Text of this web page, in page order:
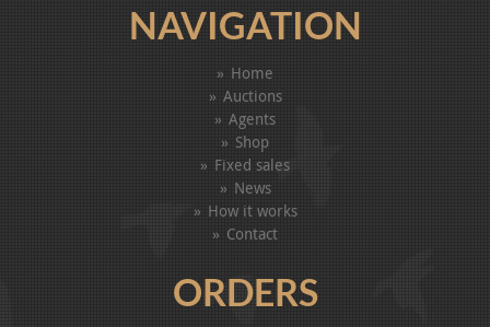
NAVIGATION
Home
Auctions
Agents
Shop
Fixed sales
News
How it works
Contact
ORDERS